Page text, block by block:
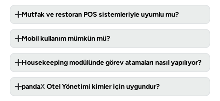
Mutfak ve restoran POS sistemleriyle uyumlu mu?
Mobil kullanım mümkün mü?
Housekeeping modülünde görev atamaları nasıl yapılıyor?
pandaX Otel Yönetimi kimler için uygundur?